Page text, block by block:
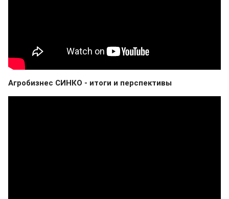
Агробизнес СИНКО - итоги и перспективы